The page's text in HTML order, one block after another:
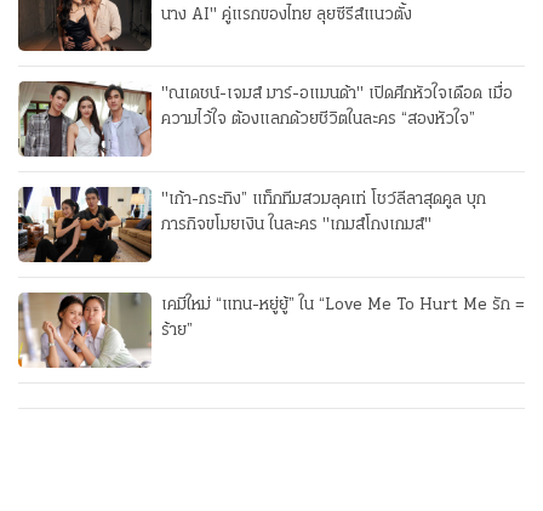
นาง AI" คู่แรกของไทย ลุยซีรีส์แนวตั้ง
"ณเดชน์-เจมส์ มาร์-อแมนด้า" เปิดศึกหัวใจเดือด เมื่อ
ความไว้ใจ ต้องแลกด้วยชีวิตในละคร “สองหัวใจ”
"เก้า-กระทิง” แท็กทีมสวมลุคเท่ โชว์ลีลาสุดคูล บุก
ภารกิจขโมยเงิน ในละคร "เกมส์โกงเกมส์"
เคมีใหม่ “แทน-หยู่ยู้” ใน “Love Me To Hurt Me รัก =
ร้าย”